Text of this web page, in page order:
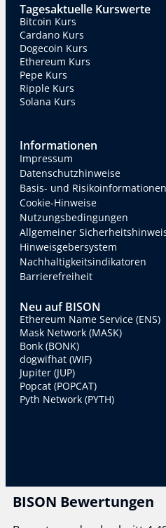
Tagesaktuelle Kurswerte
Bitcoin Kurs
Cardano Kurs
Dogecoin Kurs
Ethereum Kurs
Pepe Kurs
Ripple Kurs
Solana Kurs
Informationen
Impressum
Datenschutzhinweise
Basis- und Risikoinformationen
Cookie-Hinweise
Nutzungsbedingungen
Allgemeiner
Hinweisgebersystem
Nachhaltigkeitsindikatoren
Barrierefreiheit
Neu auf BISON
Ethereum Name Service (ENS)
Mask Network (MASK)
Bonk (BONK)
dogwifhat (WIF)
Jupiter (JUP)
Popcat (POPCAT)
Pyth Network (PYTH)
BISON Bewertungen